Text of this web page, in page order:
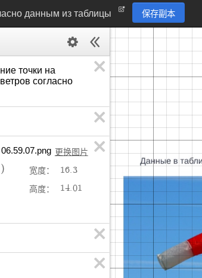
данным из таблицы 保存副本
точки на
согласно
更换图片
宽度： 16 3
高度： 14.01